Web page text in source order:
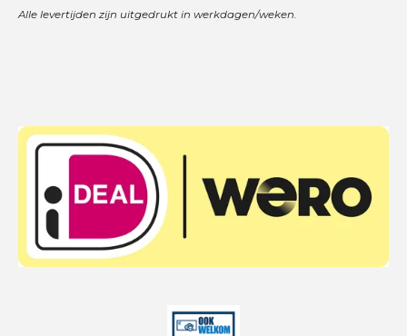
Alle levertijden zijn uitgedrukt in werkdagen/weken.